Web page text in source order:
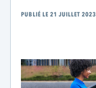
PUBLIÉ LE 21 JUILLET 2023